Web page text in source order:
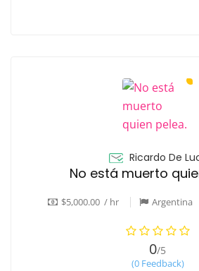
Ricardo De
No está muerto
$5,000.00 / hr Argentina
0/5
(0 Feedback)